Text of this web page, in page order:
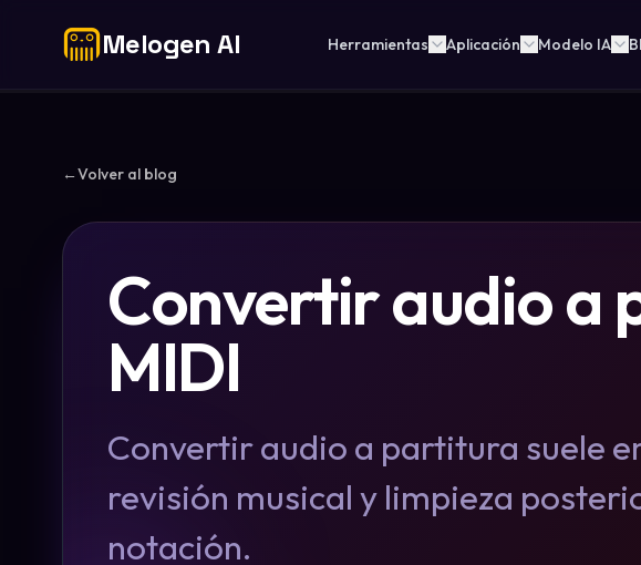
Melogen AI Herramientas Aplicación Modelo IA
←Volver al blog
Convertir audio a
MIDI
Convertir audio a partitura suele
revisión musical y limpieza
notación.